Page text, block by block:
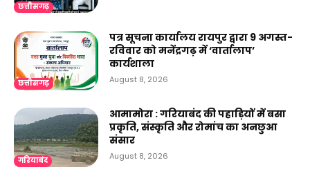
छत्तीसगढ़
छत्तीसगढ़
पत्र सूचना कार्यालय रायपुर द्वारा 9 अगस्त-
रविवार को मनेंद्रगढ़ में ‘वार्तालाप’
कार्यशाला
August 8, 2026
गरियाबंद
आमामोरा : गरियाबंद की पहाड़ियों में बसा
प्रकृति, संस्कृति और रोमांच का अनछुआ
संसार
August 8, 2026